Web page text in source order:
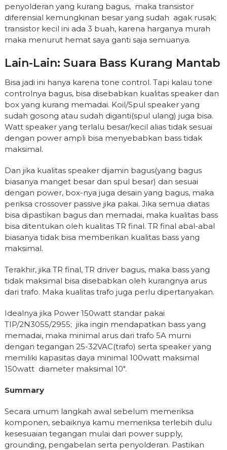
penyolderan yang kurang bagus, maka transistor
diferensial kemungkinan besar yang sudah agak rusak;
transistor kecil ini ada 3 buah, karena harganya murah
maka menurut hemat saya ganti saja semuanya.
Lain-Lain: Suara Bass Kurang Mantab
Bisa jadi ini hanya karena tone control. Tapi kalau tone
controlnya bagus, bisa disebabkan kualitas speaker dan
box yang kurang memadai. Koil/Spul speaker yang
sudah gosong atau sudah diganti(spul ulang) juga bisa.
Watt speaker yang terlalu besar/kecil alias tidak sesuai
dengan power ampli bisa menyebabkan bass tidak
maksimal.
Dan jika kualitas speaker dijamin bagus(yang bagus
biasanya manget besar dan spul besar) dan sesuai
dengan power, box-nya juga desain yang bagus, maka
periksa crossover passive jika pakai. Jika semua diatas
bisa dipastikan bagus dan memadai, maka kualitas bass
bisa ditentukan oleh kualitas TR final. TR final abal-abal
biasanya tidak bisa memberikan kualitas bass yang
maksimal.
Terakhir, jika TR final, TR driver bagus, maka bass yang
tidak maksimal bisa disebabkan oleh kurangnya arus
dari trafo. Maka kualitas trafo juga perlu dipertanyakan.
Idealnya jika Power 150watt standar pakai
TIP/2N3055/2955; jika ingin mendapatkan bass yang
memadai, maka minimal arus dari trafo 5A murni
dengan tegangan 25-32VAC(trafo) serta speaker yang
memiliki kapasitas daya minimal 100watt maksimal
150watt diameter maksimal 10″.
Summary
Secara umum langkah awal sebelum memeriksa
komponen, sebaiknya kamu memeriksa terlebih dulu
kesesuaian tegangan mulai dari power supply,
grounding, pengabelan serta penyolderan. Pastikan